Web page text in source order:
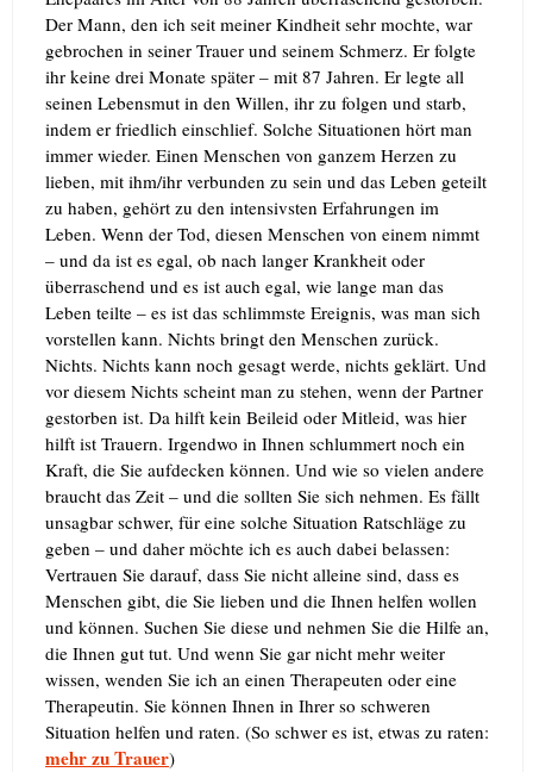
Der Mann, den ich seit meiner Kindheit sehr mochte, war
gebrochen in seiner Trauer und seinem Schmerz. Er folgte
ihr keine drei Monate später – mit 87 Jahren. Er legte all
seinen Lebensmut in den Willen, ihr zu folgen und starb,
indem er friedlich einschlief. Solche Situationen hört man
immer wieder. Einen Menschen von ganzem Herzen zu
lieben, mit ihm/ihr verbunden zu sein und das Leben geteilt
zu haben, gehört zu den intensivsten Erfahrungen im
Leben. Wenn der Tod, diesen Menschen von einem nimmt
– und da ist es egal, ob nach langer Krankheit oder
überraschend und es ist auch egal, wie lange man das
Leben teilte – es ist das schlimmste Ereignis, was man sich
vorstellen kann. Nichts bringt den Menschen zurück.
Nichts. Nichts kann noch gesagt werde, nichts geklärt. Und
vor diesem Nichts scheint man zu stehen, wenn der Partner
gestorben ist. Da hilft kein Beileid oder Mitleid, was hier
hilft ist Trauern. Irgendwo in Ihnen schlummert noch ein
Kraft, die Sie aufdecken können. Und wie so vielen andere
braucht das Zeit – und die sollten Sie sich nehmen. Es fällt
unsagbar schwer, für eine solche Situation Ratschläge zu
geben – und daher möchte ich es auch dabei belassen:
Vertrauen Sie darauf, dass Sie nicht alleine sind, dass es
Menschen gibt, die Sie lieben und die Ihnen helfen wollen
und können. Suchen Sie diese und nehmen Sie die Hilfe an,
die Ihnen gut tut. Und wenn Sie gar nicht mehr weiter
wissen, wenden Sie ich an einen Therapeuten oder eine
Therapeutin. Sie können Ihnen in Ihrer so schweren
Situation helfen und raten. (So schwer es ist, etwas zu raten:
mehr zu Trauer)